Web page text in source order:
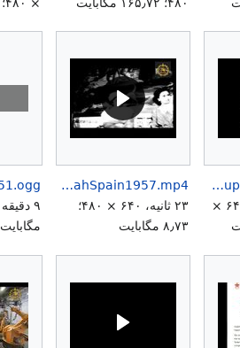
ShahrokhiCoup18Tir1359.mp4
۱ دقیقه ۵۹ ثانیه، ۶۴۰ ×
ShahSpain1957.mp4
۲۳ ثانیه، ۶۴۰ × ۴۸۰؛
۸٫۷۳ مگابایت
مگابایت